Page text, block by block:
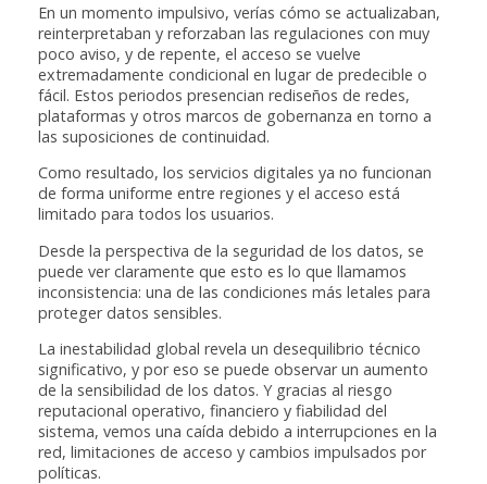
En un momento impulsivo, verías cómo se actualizaban,
reinterpretaban y reforzaban las regulaciones con muy
poco aviso, y de repente, el acceso se vuelve
extremadamente condicional en lugar de predecible o
fácil. Estos periodos presencian rediseños de redes,
plataformas y otros marcos de gobernanza en torno a
las suposiciones de continuidad.
Como resultado, los servicios digitales ya no funcionan
de forma uniforme entre regiones y el acceso está
limitado para todos los usuarios.
Desde la perspectiva de la seguridad de los datos, se
puede ver claramente que esto es lo que llamamos
inconsistencia: una de las condiciones más letales para
proteger datos sensibles.
La inestabilidad global revela un desequilibrio técnico
significativo, y por eso se puede observar un aumento
de la sensibilidad de los datos. Y gracias al riesgo
reputacional operativo, financiero y fiabilidad del
sistema, vemos una caída debido a interrupciones en la
red, limitaciones de acceso y cambios impulsados por
políticas.